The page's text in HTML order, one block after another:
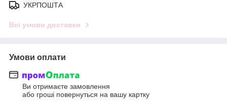
УКРПОШТА
Всі умови доставки
Умови оплати
Ви отримаєте замовлення
або гроші повернуться на вашу картку